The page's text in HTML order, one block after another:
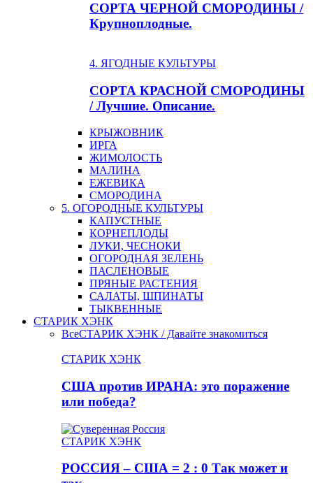
СОРТА ЧЕРНОЙ СМОРОДИНЫ /
Крупноплодные.
4. ЯГОДНЫЕ КУЛЬТУРЫ
СОРТА КРАСНОЙ СМОРОДИНЫ
/ Лучшие. Описание.
КРЫЖОВНИК
ИРГА
ЖИМОЛОСТЬ
МАЛИНА
ЕЖЕВИКА
СМОРОДИНА
5. ОГОРОДНЫЕ КУЛЬТУРЫ
КАПУСТНЫЕ
КОРНЕПЛОДЫ
ЛУКИ, ЧЕСНОКИ
ОГОРОДНАЯ ЗЕЛЕНЬ
ПАСЛЕНОВЫЕ
ПРЯНЫЕ РАСТЕНИЯ
САЛАТЫ, ШПИНАТЫ
ТЫКВЕННЫЕ
СТАРИК ХЭНК
ВсеСТАРИК ХЭНК / Давайте знакомиться
СТАРИК ХЭНК
США против ИРАНА: это поражение
или победа?
СТАРИК ХЭНК
РОССИЯ – США = 2 : 0 Так может и